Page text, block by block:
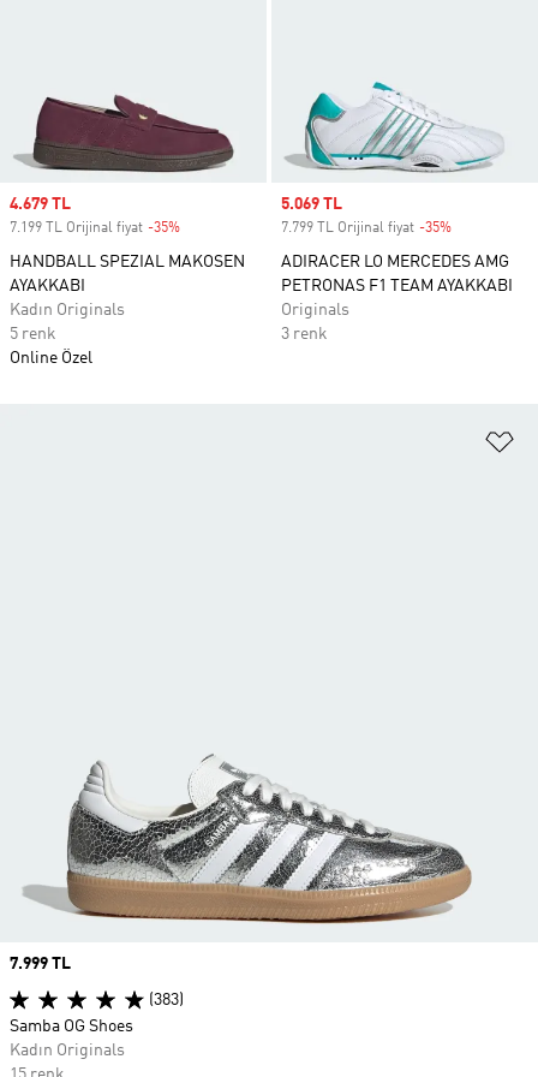
Sale price
4.679 TL
7.199 TL Orijinal fiyat -35%
HANDBALL SPEZIAL MAKOSEN
AYAKKABI
Kadın Originals
5 renk
Online Özel
Sale price
5.069 TL
7.799 TL Orijinal fiyat -35%
ADIRACER LO MERCEDES AMG
PETRONAS F1 TEAM AYAKKABI
Originals
3 renk
Price
7.999 TL
(383)
Samba OG Shoes
Kadın Originals